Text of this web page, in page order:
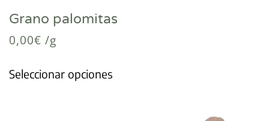
Grano palomitas
0,00€ /g
Seleccionar opciones